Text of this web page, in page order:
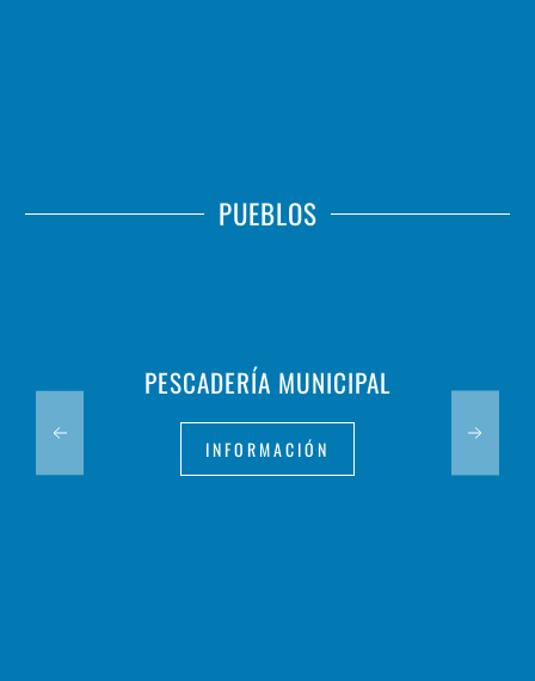
PUEBLOS
PESCADERÍA MUNICIPAL
INFORMACIÓN